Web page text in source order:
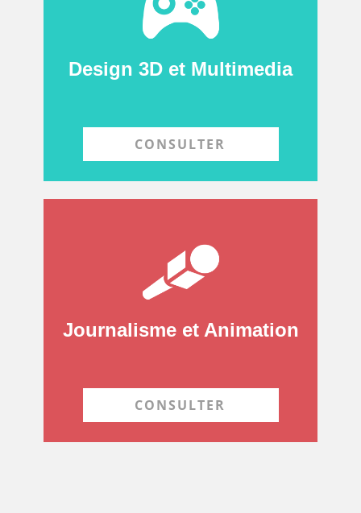
Design 3D et Multimedia
CONSULTER
Journalisme et Animation
CONSULTER